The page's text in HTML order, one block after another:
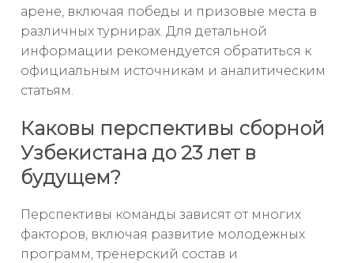
арене, включая победы и призовые места в
различных турнирах. Для детальной
информации рекомендуется обратиться к
официальным источникам и аналитическим
статьям.
Каковы перспективы сборной
Узбекистана до 23 лет в
будущем?
Перспективы команды зависят от многих
факторов, включая развитие молодежных
программ, тренерский состав и